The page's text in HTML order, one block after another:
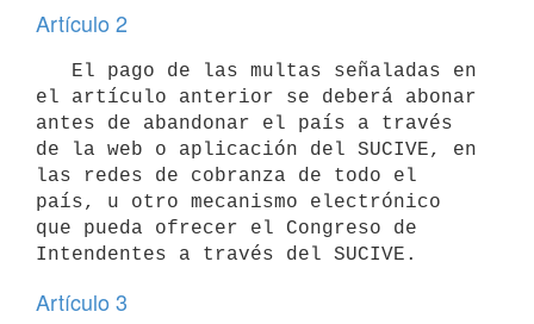
Artículo 2
el artículo anterior se deberá abonar
antes de abandonar el país a través
de la web o aplicación del SUCIVE, en
las redes de cobranza de todo el
país, u otro mecanismo electrónico
que pueda ofrecer el Congreso de
Artículo 3